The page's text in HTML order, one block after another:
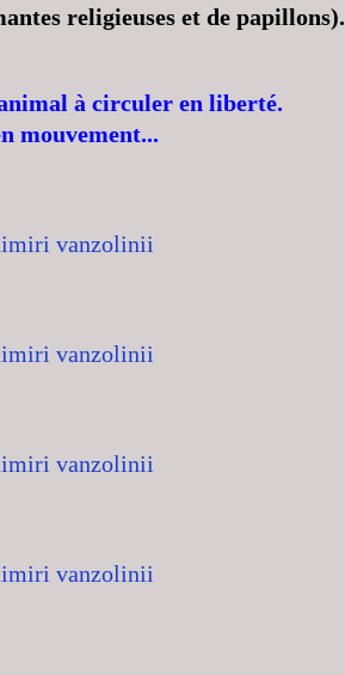
religieuses et de papillons).
à circuler en liberté.
mouvement...